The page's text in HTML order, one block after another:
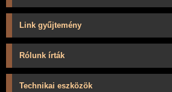
Link gyűjtemény
Rólunk írták
Technikai eszközök